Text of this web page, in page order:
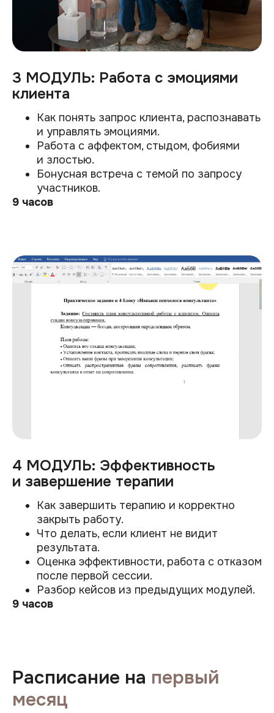
3 МОДУЛЬ: Работа с эмоциями
клиента
Как понять запрос клиента, распознавать
и управлять эмоциями.
Работа с аффектом, стыдом, фобиями
и злостью.
Бонусная встреча с темой по запросу
участников.
9 часов
4 МОДУЛЬ: Эффективность
и завершение терапии
Как завершить терапию и корректно
закрыть работу.
Что делать, если клиент не видит
результата.
Оценка эффективности, работа с отказом
после первой сессии.
Разбор кейсов из предыдущих модулей.
9 часов
Расписание на первый
месяц